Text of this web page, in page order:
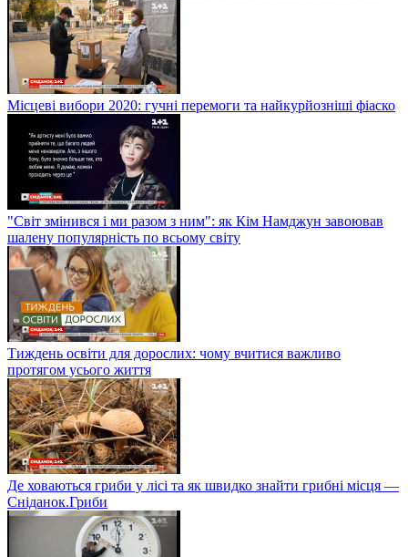
Місцеві вибори 2020: гучні перемоги та найкурйозніші фіаско
"Світ змінився і ми разом з ним": як Кім Намджун завоював
шалену популярність по всьому світу
Тиждень освіти для дорослих: чому вчитися важливо
протягом усього життя
Де ховаються гриби у лісі та як швидко знайти грибні місця —
Сніданок.Гриби